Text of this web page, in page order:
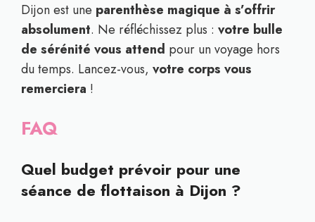
Dijon est une parenthèse magique à s’offrir
absolument. Ne réfléchissez plus : votre bulle
de sérénité vous attend pour un voyage hors
du temps. Lancez-vous, votre corps vous
remerciera !
FAQ
Quel budget prévoir pour une
séance de flottaison à Dijon ?